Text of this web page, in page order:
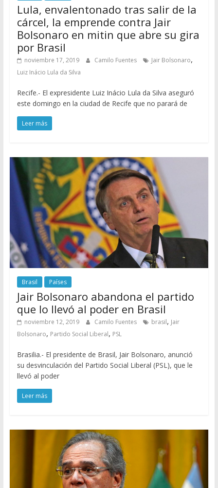
Lula, envalentonado tras salir de la
cárcel, la emprende contra Jair
Bolsonaro en mitin que abre su gira
por Brasil
noviembre 17, 2019 Camilo Fuentes Jair Bolsonaro,
Luiz Inácio Lula da Silva
Recife.- El expresidente Luiz Inácio Lula da Silva aseguró
este domingo en la ciudad de Recife que no parará de
Leer más
Brasil Países
Jair Bolsonaro abandona el partido
que lo llevó al poder en Brasil
noviembre 12, 2019 Camilo Fuentes brasil, Jair
Bolsonaro, Partido Social Liberal, PSL
Brasilia.- El presidente de Brasil, Jair Bolsonaro, anunció
su desvinculación del Partido Social Liberal (PSL), que le
llevó al poder
Leer más